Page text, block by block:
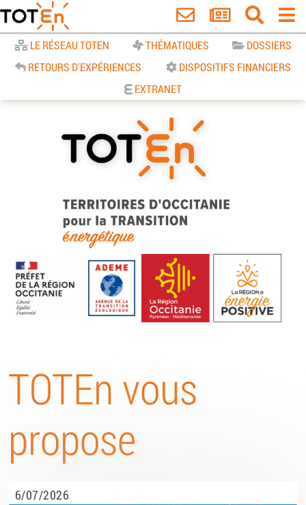
LE RÉSEAU TOTEN THÉMATIQUES
DOSSIERS
RETOURS D'EXPÉRIENCES
DISPOSITIFS FINANCIERS
EXTRANET
TOTEn Occitanie | Territoires
d’Occitanie pour la Transition
Energétique
TOTEn vous
propose
6/07/2026